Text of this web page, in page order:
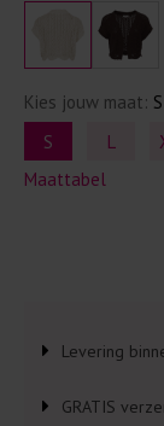
Kies jouw maat: S
S
L
Maattabel
Levering
GRATIS